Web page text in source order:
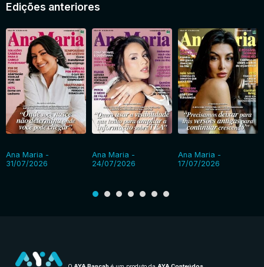
Edições anteriores
Ana Maria -
31/07/2026
Ana Maria -
24/07/2026
Ana Maria -
17/07/2026